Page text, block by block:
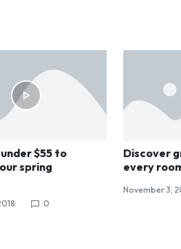
$55 to
spring
0
Discover
every
November 3,